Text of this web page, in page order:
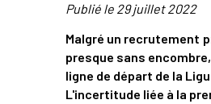
Publié le 29 juillet 2022
Malgré un recrutement
presque sans
ligne de départ de la
L'incertitude liée à la